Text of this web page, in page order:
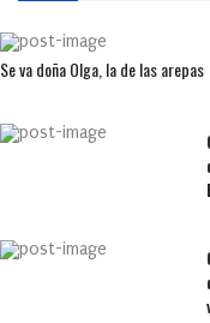
Se va doña Olga, la de las arepas